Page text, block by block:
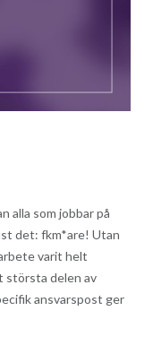
alla som jobbar på
det: fkm*are! Utan
varit helt
största delen av
ansvarspost ger